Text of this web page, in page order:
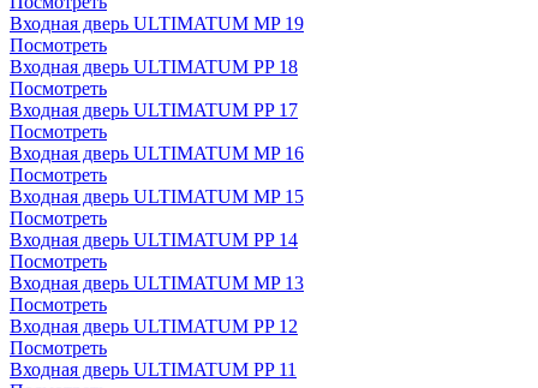
Входная дверь ULTIMATUM MP 19
Посмотреть
Входная дверь ULTIMATUM PP 18
Посмотреть
Входная дверь ULTIMATUM PP 17
Посмотреть
Входная дверь ULTIMATUM MP 16
Посмотреть
Входная дверь ULTIMATUM MP 15
Посмотреть
Входная дверь ULTIMATUM PP 14
Посмотреть
Входная дверь ULTIMATUM MP 13
Посмотреть
Входная дверь ULTIMATUM PP 12
Посмотреть
Входная дверь ULTIMATUM PP 11